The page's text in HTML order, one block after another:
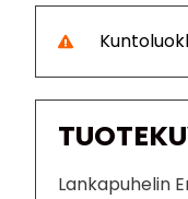
Lankapuhelin